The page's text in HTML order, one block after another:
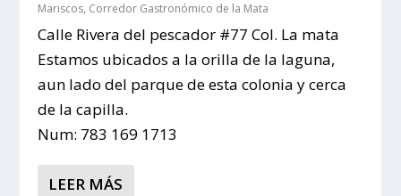
Mariscos, Corredor Gastronómico de la Mata
Calle Rivera del pescador #77 Col. La mata
Estamos ubicados a la orilla de la laguna,
aun lado del parque de esta colonia y cerca
de la capilla.
Num: 783 169 1713
LEER MÁS